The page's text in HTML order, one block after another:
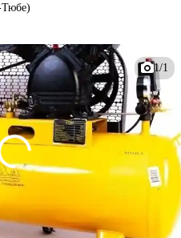
Тюбе)
1/1